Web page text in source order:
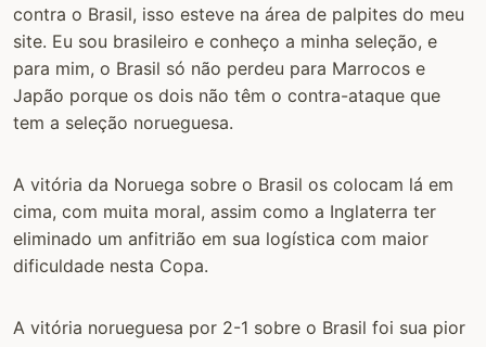
contra o Brasil, isso esteve na área de palpites do meu
site. Eu sou brasileiro e conheço a minha seleção, e
para mim, o Brasil só não perdeu para Marrocos e
Japão porque os dois não têm o contra-ataque que
tem a seleção norueguesa.
A vitória da Noruega sobre o Brasil os colocam lá em
cima, com muita moral, assim como a Inglaterra ter
eliminado um anfitrião em sua logística com maior
dificuldade nesta Copa.
A vitória norueguesa por 2-1 sobre o Brasil foi sua pior